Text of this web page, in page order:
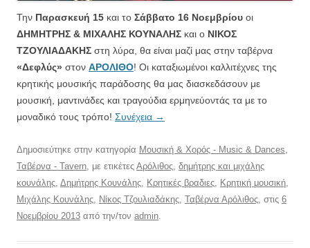
Την Παρασκευή 15 και το Σάββατο 16 Νοεμβρίου οι
ΔΗΜΗΤΡΗΣ & ΜΙΧΑΛΗΣ ΚΟΥΝΑΛΗΣ και ο ΝΙΚΟΣ
ΤΖΟΥΛΙΑΔΑΚΗΣ στη λύρα, θα είναι μαζί μας στην ταβέρνα
«Δεφλύς» στον ΑΡΟΛΙΘΟ! Οι καταξιωμένοι καλλιτέχνες της
κρητικής μουσικής παράδοσης θα μας διασκεδάσουν με
μουσική, μαντινάδες και τραγούδια ερμηνεύοντάς τα με το
μοναδικό τους τρόπο! Συνέχεια →
Δημοσιεύτηκε στην κατηγορία Μουσική & Χορός - Music & Dances
Ταβέρνα - Tavern , με ετικέτες Αρόλιθος δημήτρης και μιχάλης
κουνάλης Δημήτρης Κουνάλης Κρητικές βραδιες Κρητική μουσική
Μιχάλης Κουνάλης
Νίκος Τζουλιαδάκης Ταβέρνα Αρόλιθος , στις 6
Νοεμβρίου 2013 από την/τον admin